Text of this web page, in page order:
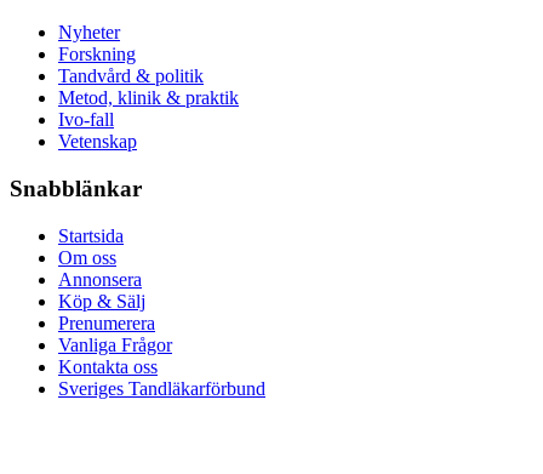
Nyheter
Forskning
Tandvård & politik
Metod, klinik & praktik
Ivo-fall
Vetenskap
Snabblänkar
Startsida
Om oss
Annonsera
Köp & Sälj
Prenumerera
Vanliga Frågor
Kontakta oss
Sveriges Tandläkarförbund